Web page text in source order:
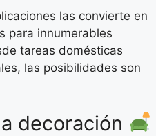
las convierte en
para innumerables
tareas domésticas
las posibilidades son
decoración